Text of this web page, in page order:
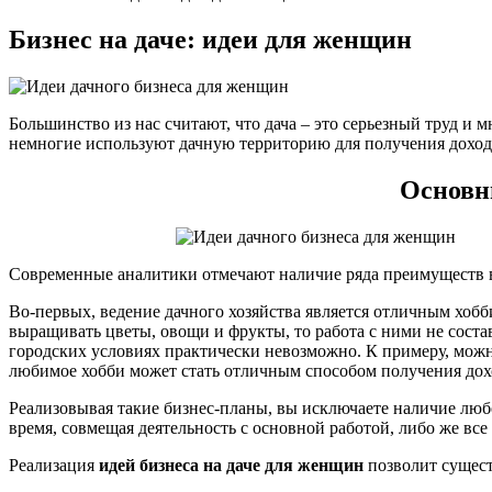
Бизнес на даче: идеи для женщин
Большинство из нас считают, что дача – это серьезный труд
немногие используют дачную территорию для получения
Современные аналитики отмечают наличие ряда преимуществ
Во-первых, ведение дачного хозяйства является отличным
выращивать цветы, овощи и фрукты, то работа с ними не
городских условиях практически невозможно. К примеру,
любимое хобби может стать отличным способом получения
Реализовывая такие бизнес-планы, вы исключаете наличие
время, совмещая деятельность с основной работой, либо же все
Реализация идей бизнеса на даче для женщин позволит